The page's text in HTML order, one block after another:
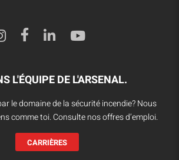
L'ÉQUIPE DE L'ARSENAL.
le domaine de la sécurité incendie? Nous
comme toi. Consulte nos offres d’emploi.
CARRIÈRES